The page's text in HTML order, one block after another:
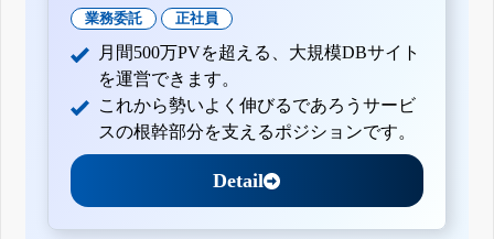
業務委託 正社員
月間500万PVを超える、大規模DBサイト
を運営できます。
これから勢いよく伸びるであろうサービ
スの根幹部分を支えるポジションです。
Detail